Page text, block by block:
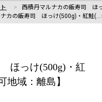
西積丹マルナカの飯寿司 ほ
ナカの飯寿司 ほっけ(500g)・紅鮭(…
ほっけ(500g)・紅
地域：離島】